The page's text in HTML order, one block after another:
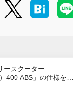
ースクーター
400 ABS」の仕様を変